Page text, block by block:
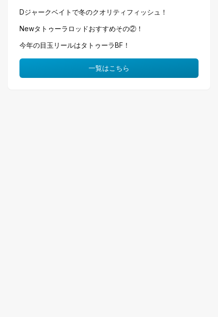
Dジャークベイトで冬のクオリティフィッシュ！
Newタトゥーラロッドおすすめその②！
今年の目玉リールはタトゥーラBF！
一覧はこちら